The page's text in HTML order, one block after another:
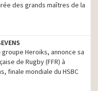
des grands maîtres de la
Heroiks, annonce sa
de Rugby (FFR) à
finale mondiale du HSBC